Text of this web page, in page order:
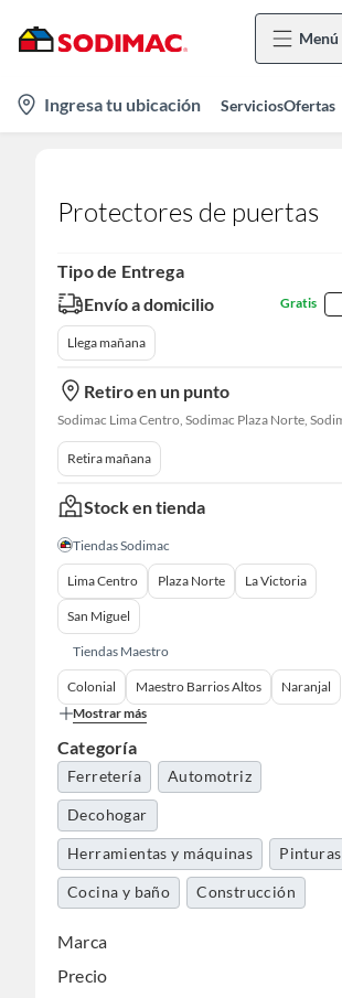
Menú
location-
icon
Ingresa tu ubicación ServiciosOfertas
Protectores de puertas
Tipo de Entrega
Envío a domicilio
Gratis
Llega mañana
Retiro en un punto
Retira mañana
Stock en tienda
Tiendas Sodimac
Lima Centro Plaza Norte La Victoria
San Miguel
Tiendas Maestro
Colonial Maestro Barrios Altos
Naranjal
Mostrar más
Categoría
Ferretería Automotriz
Decohogar
Herramientas y máquinas Pinturas
Cocina y baño Construcción
Marca
Precio